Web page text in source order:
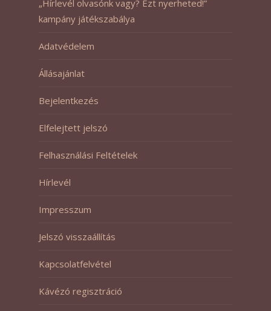
„Hírlevél olvasónk vagy? Ezt nyerheted!”
kampány játékszabálya
Adatvédelem
Állásajánlat
Bejelentkezés
Elfelejtett jelszó
Felhasználási Feltételek
Hírlevél
Impresszum
Jelszó visszaállítás
Kapcsolatfelvétel
Kávézó regisztráció